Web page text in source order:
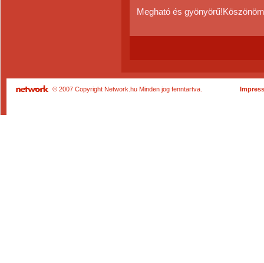
Megható és
© 2007 Copyright Network.hu Minden jog fenntartva.